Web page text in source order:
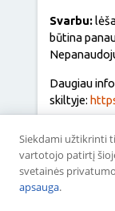
Svarbu:
būtina
Daugiau
skiltyje:
lėšomis.
Siekdami užtikrinti
vartotojo patirtį
svetainės
apsauga.